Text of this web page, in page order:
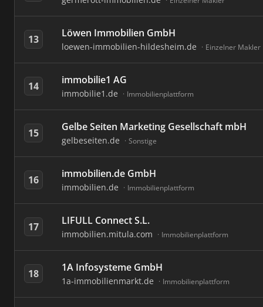
13 Löwen Immobilien GmbH
loewen-immobilien-hildesheim.de Einzelner Makler
14 immobilie1 AG
immobilie1.de Immobilienplattform
15 Gelbe Seiten Marketing Gesellschaft mbH
gelbeseiten.de Sonstige
16 immobilien.de GmbH
immobilien.de Immobilienplattform
17 LIFULL Connect S.L.
immobilien.mitula.com Immobilienplattform
18 1A Infosysteme GmbH
1a-immobilienmarkt.de Immobilienplattform